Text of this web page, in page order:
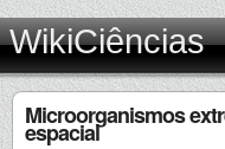
WikiCiências
Microorganismos
espacial